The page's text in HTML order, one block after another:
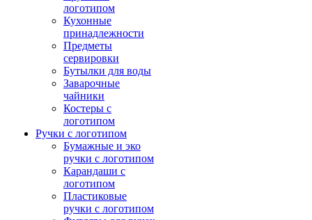
логотипом
Кухонные
принадлежности
Предметы
сервировки
Бутылки для воды
Заварочные
чайники
Костеры с
логотипом
Ручки с логотипом
Бумажные и эко
ручки с логотипом
Карандаши с
логотипом
Пластиковые
ручки с логотипом